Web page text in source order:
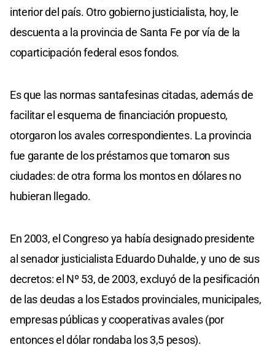
interior del país. Otro gobierno justicialista, hoy, le
descuenta a la provincia de Santa Fe por vía de la
coparticipación federal esos fondos.
Es que las normas santafesinas citadas, además de
facilitar el esquema de financiación propuesto,
otorgaron los avales correspondientes. La provincia
fue garante de los préstamos que tomaron sus
ciudades: de otra forma los montos en dólares no
hubieran llegado.
En 2003, el Congreso ya había designado presidente
al senador justicialista Eduardo Duhalde, y uno de sus
decretos: el Nº 53, de 2003, excluyó de la pesificación
de las deudas a los Estados provinciales, municipales,
empresas públicas y cooperativas avales (por
entonces el dólar rondaba los 3,5 pesos).